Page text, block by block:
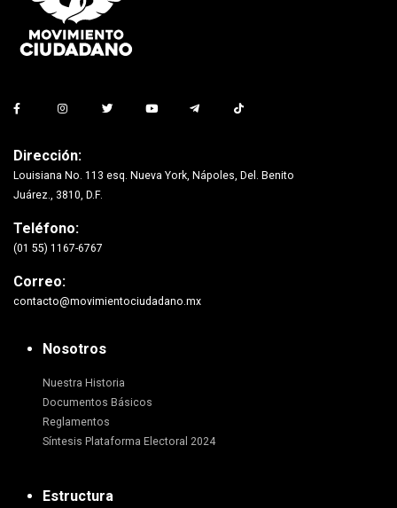
Dirección:
Louisiana No. 113 esq. Nueva York, Nápoles, Del. Benito
Juárez., 3810, D.F.
Teléfono:
(01 55) 1167-6767
Correo:
contacto@movimientociudadano.mx
Nosotros
Nuestra Historia
Documentos Básicos
Reglamentos
Síntesis Plataforma Electoral 2024
Estructura